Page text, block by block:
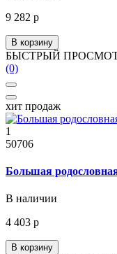
9 282 р
В корзину
БЫСТРЫЙ
(0)
хит продаж
1
50706
Большая
В наличии
4 403 р
В корзину